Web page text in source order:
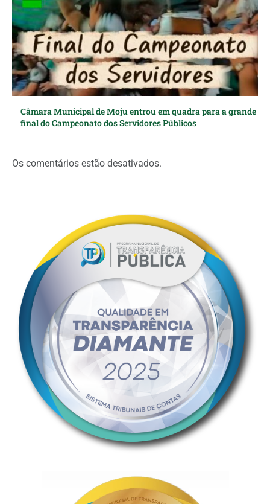
Câmara Municipal de Moju entrou em quadra para a grande
final do Campeonato dos Servidores Públicos
Os comentários estão desativados.